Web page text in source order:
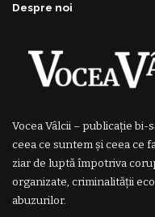
Despre noi
Vocea Vâlcii – publicație bi-
ceea ce suntem și ceea ce
ziar de luptă împotriva
organizate, criminalității
abuzurilor.